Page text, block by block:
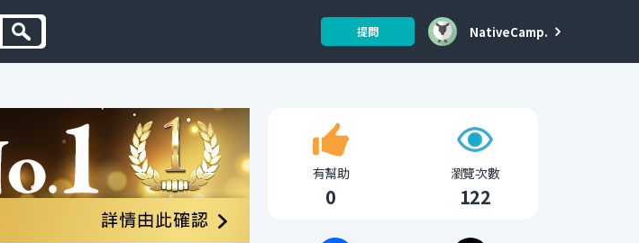
提問 NativeCamp.
有幫助
0
瀏覽次數
122